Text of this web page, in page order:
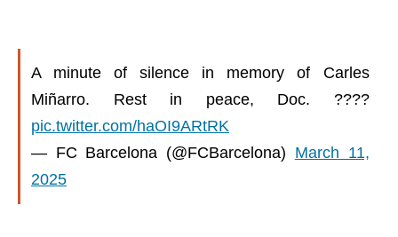
A minute of silence in memory of Carles
Miñarro. Rest in peace, Doc. ????️
pic.twitter.com/haOI9ARtRK
— FC Barcelona (@FCBarcelona) March 11,
2025